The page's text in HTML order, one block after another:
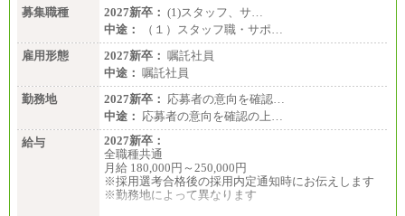
募集職種
2027新卒： (1)スタッフ、サ…
中途：
（１）スタッフ職・サポ…
雇用形態
2027新卒： 嘱託社員
中途： 嘱託社員
勤務地
2027新卒： 応募者の意向を確認…
中途： 応募者の意向を確認の上…
給与
2027新卒：
全職種共通
月給 180,000円～250,000円
※採用選考合格後の採用内定通知時にお伝えします
※勤務地によって異なります